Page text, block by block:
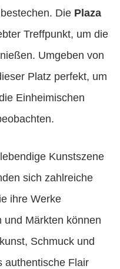
Die Plaza
Treffpunkt, um die
Umgeben von
Platz perfekt, um
Einheimischen
Kunstszene
sich zahlreiche
ihre Werke
und Märkten können
Schmuck und
authentische Flair